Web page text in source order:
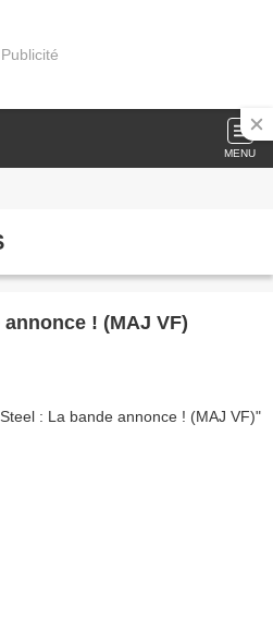
Publicité
MENU
! (MAJ VF)